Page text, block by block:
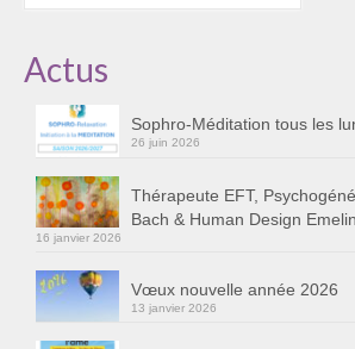
Sophro-Méditation tous les
Sophrologie
Initiation à la sophrologie «
Témoignages B
Prendre contact
Actus
Sophro-Méditation tous les
26 juin 2026
Thérapeute EFT,
Bach & Human Design
16 janvier 2026
Vœux nouvelle année 2026
13 janvier 2026